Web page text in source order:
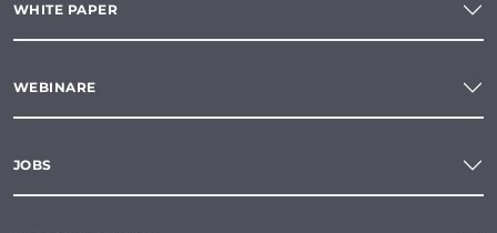
WHITE PAPER
WEBINARE
JOBS